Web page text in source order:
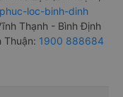
loc-binh-dinh
Thạnh - Bình Định
Thuận: 1900 888684